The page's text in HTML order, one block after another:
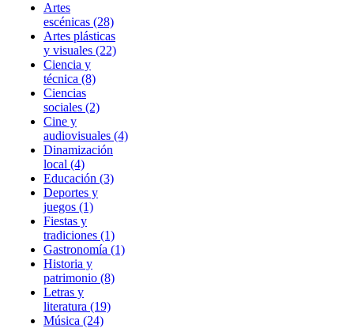
Artes
escénicas (28)
Artes plásticas
y visuales (22)
Ciencia y
técnica (8)
Ciencias
sociales (2)
Cine y
audiovisuales (4)
Dinamización
local (4)
Educación (3)
Deportes y
juegos (1)
Fiestas y
tradiciones (1)
Gastronomía (1)
Historia y
patrimonio (8)
Letras y
literatura (19)
Música (24)